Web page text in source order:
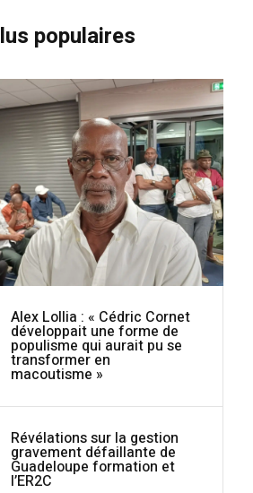
populaires
Alex Lollia : « Cédric Cornet
développait une forme de
populisme qui aurait pu se
transformer en
macoutisme »
Révélations sur la gestion
gravement défaillante de
Guadeloupe formation et
l’ER2C